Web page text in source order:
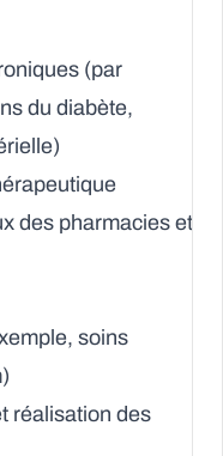
(par
du diabète,
des pharmacies et
soins
réalisation des